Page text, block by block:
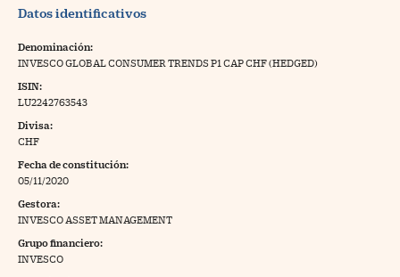
Pyme
Trading
Datos identificativos
Denominación:
INVESCO GLOBAL CONSUMER TRENDS P1 CAP CHF (HEDGED)
ISIN:
LU2242763543
Divisa:
CHF
Fecha de constitución:
05/11/2020
Gestora:
INVESCO ASSET MANAGEMENT
Grupo financiero:
INVESCO